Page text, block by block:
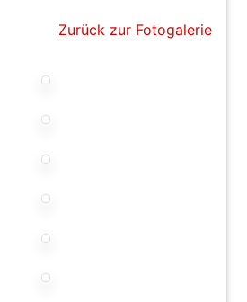
Zurück zur Fotogalerie